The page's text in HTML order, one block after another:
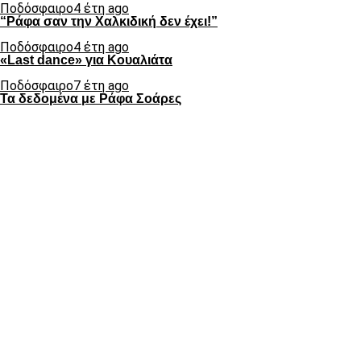
Ποδόσφαιρο4 έτη ago
“Ράφα σαν την Χαλκιδική δεν έχει!”
Ποδόσφαιρο4 έτη ago
«Last dance» για Κουαλιάτα
Ποδόσφαιρο7 έτη ago
Τα δεδομένα με Ράφα Σοάρες